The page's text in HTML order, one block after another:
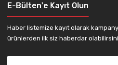
E-Bülten'e Kayıt Olun
Haber listemize kayıt olarak
ürünlerden ilk siz haberdar